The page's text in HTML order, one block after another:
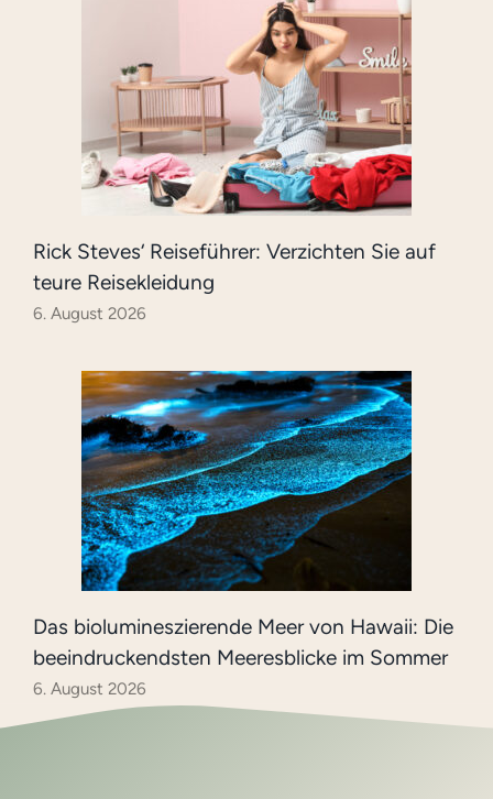
Rick Steves‘ Reiseführer: Verzichten Sie auf
teure Reisekleidung
6. August 2026
Das biolumineszierende Meer von Hawaii: Die
beeindruckendsten Meeresblicke im Sommer
6. August 2026